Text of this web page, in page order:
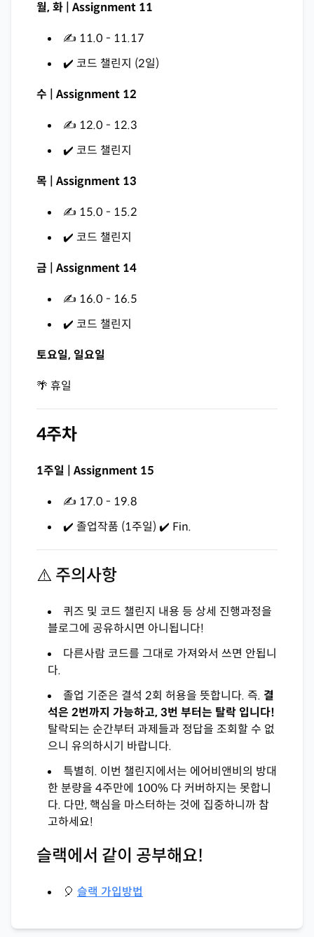
월, 화 | Assignment 11
✍️ 11.0 - 11.17
✔️ 코드 챌린지 (2일)
수 | Assignment 12
✍️ 12.0 - 12.3
✔️ 코드 챌린지
목 | Assignment 13
✍️ 15.0 - 15.2
✔️ 코드 챌린지
금 | Assignment 14
✍️ 16.0 - 16.5
✔️ 코드 챌린지
토요일, 일요일
🌴 휴일
4주차
1주일 | Assignment 15
✍️ 17.0 - 19.8
✔️ 졸업작품 (1주일) ✔️ Fin.
⚠️ 주의사항
퀴즈 및 코드 챌린지 내용 등 상세 진행과정을
블로그에 공유하시면 아니됩니다!
다른사람 코드를 그대로 가져와서 쓰면 안됩니
다.
졸업 기준은 결석 2회 허용을 뜻합니다. 즉. 결
석은 2번까지 가능하고, 3번 부터는 탈락 입니다!
탈락되는 순간부터 과제들과 정답을 조회할 수 없
으니 유의하시기 바랍니다.
특별히. 이번 챌린지에서는 에어비앤비의 방대
한 분량을 4주만에 100% 다 커버하지는 못합니
다. 다만, 핵심을 마스터하는 것에 집중하니까 참
고하세요!
슬랙에서 같이 공부해요!
🎈 슬랙 가입방법